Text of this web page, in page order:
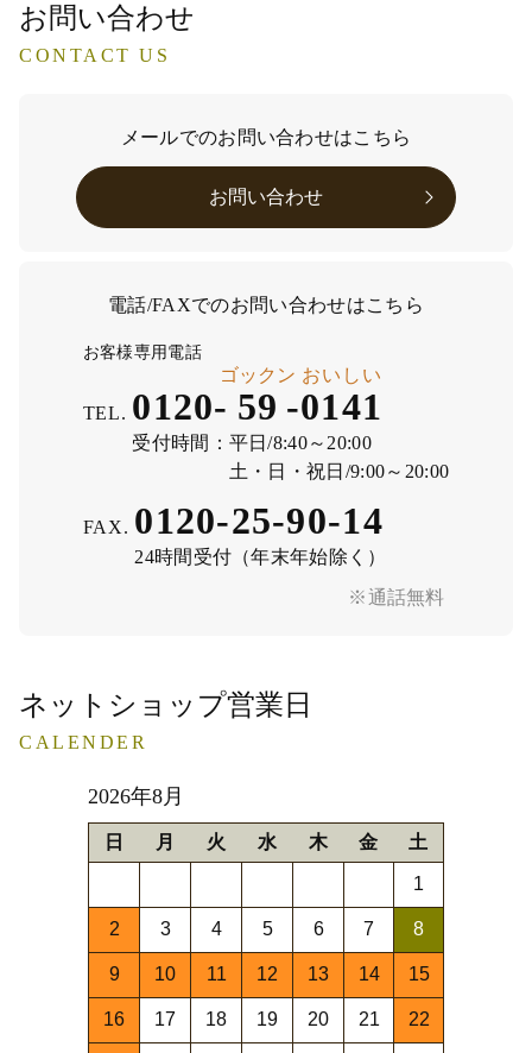
お問い合わせ
CONTACT US
メールでのお問い合わせはこちら
お問い合わせ
電話/FAXでのお問い合わせはこちら
※通話無料
お客様専用電話
TEL. 0120- 59
ゴックン
-0141
おいしい
受付時間： 平日/8:40～20:00
土・日・祝日/9:00～20:00
FAX. 0120-25-90-14
24時間受付（年末年始除く）
ネットショップ営業日
CALENDER
2026年8月
日 月 火 水 木 金 土
1
2 3 4 5 6 7 8
9 10 11 12 13 14 15
16 17 18 19 20 21 22